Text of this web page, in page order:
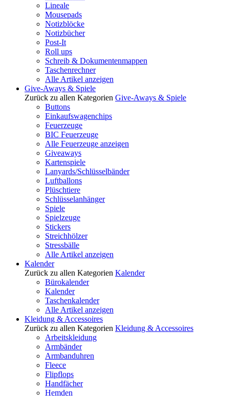
Lineale
Mousepads
Notizblöcke
Notizbücher
Post-It
Roll ups
Schreib & Dokumentenmappen
Taschenrechner
Alle Artikel anzeigen
Give-Aways & Spiele
Zurück zu allen Kategorien Give-Aways & Spiele
Buttons
Einkaufswagenchips
Feuerzeuge
BIC Feuerzeuge
Alle Feuerzeuge anzeigen
Giveaways
Kartenspiele
Lanyards/Schlüsselbänder
Luftballons
Plüschtiere
Schlüsselanhänger
Spiele
Spielzeuge
Stickers
Streichhölzer
Stressbälle
Alle Artikel anzeigen
Kalender
Zurück zu allen Kategorien Kalender
Bürokalender
Kalender
Taschenkalender
Alle Artikel anzeigen
Kleidung & Accessoires
Zurück zu allen Kategorien Kleidung & Accessoires
Arbeitskleidung
Armbänder
Armbanduhren
Fleece
Flipflops
Handfächer
Hemden